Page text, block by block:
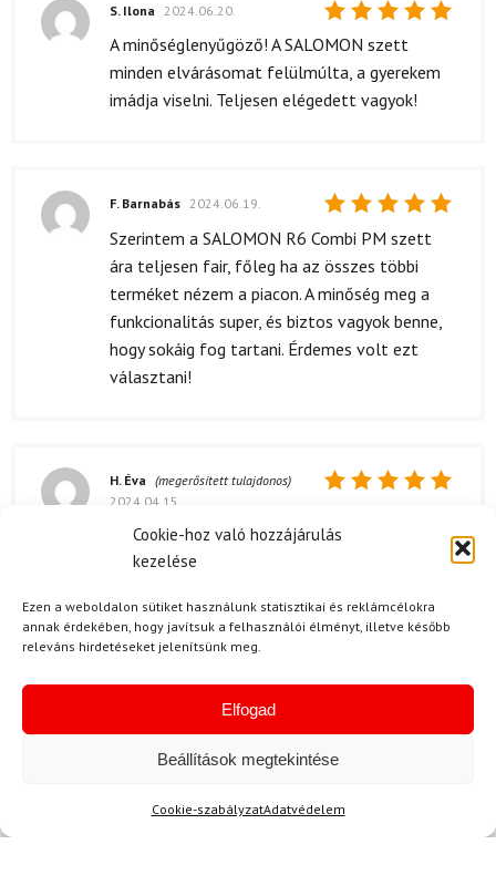
Cookie-hoz való hozzájárulás
kezelése
Ezen a weboldalon sütiket használunk statisztikai és reklámcélokra
annak érdekében, hogy javítsuk a felhasználói élményt, illetve később
releváns hirdetéseket jelenítsünk meg.
Elfogad
Beállítások megtekintése
Cookie-szabályzatAdatvédelem
Értékelés:
S. Ilona 2024.06.20.
A minőséglenyűgöző! A SALOMON szett
minden elvárásomat felülmúlta, a gyerekem
imádja viselni. Teljesen elégedett vagyok!
Értékelés:
F. Barnabás 2024.06.19.
Szerintem a SALOMON R6 Combi PM szett
ára teljesen fair, főleg ha az összes többi
terméket nézem a piacon. A minőség meg a
funkcionalitás super, és biztos vagyok benne,
hogy sokáig fog tartani. Érdemes volt ezt
választani!
5/ 5
H. Éva (megerősített tulajdonos)
2024.04.15.
Nagyon elégedett vagyok a SALOMON R6
Combi PM szettel, amit a gyerekemnek
anyagok strapabírók, és a kötés is nagyon
stabil. A cipő pedig kényelmes, még hosszú
használata során csak pozitív tapasztalataink
voltak, és a gyermekem is azonnal
megszerette. Nagyon jól csúszik a hóban, és a
ajánlom, aki jó minőségű sífutó szettet keres!